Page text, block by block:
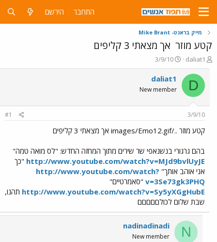
התחבר הירשם
מייק בראנט- Mike Brant
קטע מוזר אך מצאתי 3 קליפים
פ
ו
ת
ח
ה
ו
ש
א
daliat1
פ
ו
ר
ם
ר
3/9/10
D
daliat1
New member
3/9/10
#1
קטע מוזר ../images/Emo12.gif אך מצאתי 3 קליפים
בהם גרגורי בנשנאפי שר שירים מתוך המחזה החדש: "לס מואה טמה"
http://www.youtube.com/watch?v=MJd9bvlUyJE "כך
אני אוהב אותך" http://www.youtube.com/watch?
v=3Se73gk3PHQ "סאמרטיים"
http://www.youtube.com/watch?v=Sy5yXGgHubE תהנו,
שבת שלום לכולםםםםם
N
nadinadinadi
New member